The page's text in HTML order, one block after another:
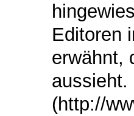
Editoren
erwähnt,
aussieht.
(http://